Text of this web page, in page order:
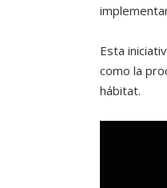
Esta
como la
hábitat.